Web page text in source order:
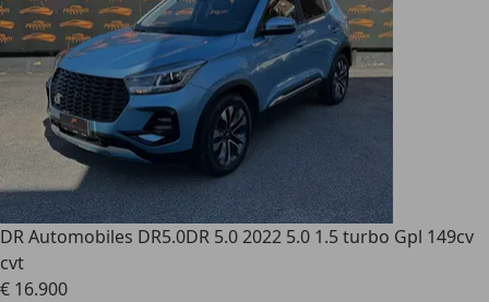
DR Automobiles DR5.0DR 5.0 2022 5.0 1.5 turbo Gpl 149cv
cvt
€ 16.900